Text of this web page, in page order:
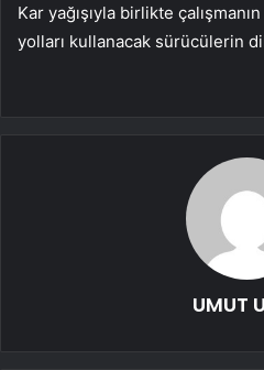
Kar yağışıyla birlikte
yolları kullanacak sürücülerin
UMUT